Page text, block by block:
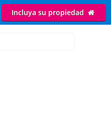
Incluya su propiedad